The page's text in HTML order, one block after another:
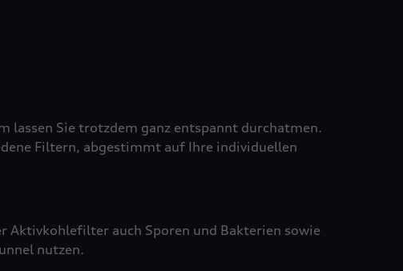
lassen Sie trotzdem ganz entspannt durchatmen.
Filtern, abgestimmt auf Ihre individuellen
Aktivkohlefilter auch Sporen und Bakterien sowie
nutzen.